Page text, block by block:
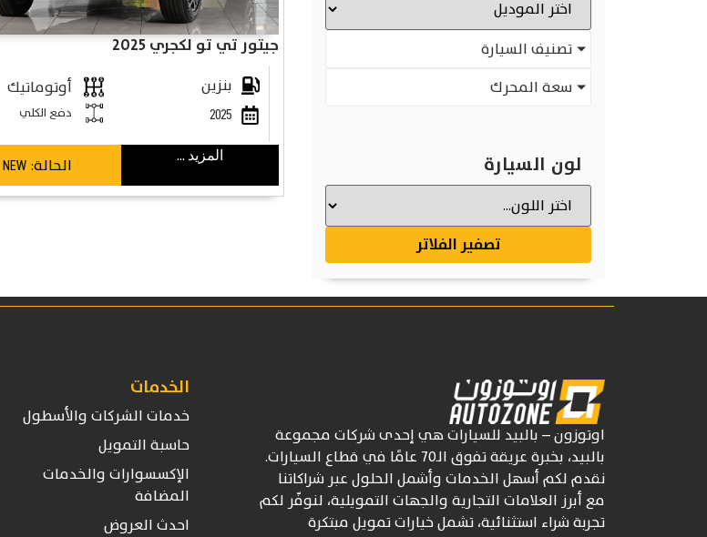
تصنيف السيارة
سعة المحرك
لون السيارة
تصفير الفلاتر
جيتور تي تو لكجري 2025
بنزين
2025
أوتوماتيك
دفع الكلي
المزيد ... الحالة:NEW
اوتوزون– بالبيد للسياراتهي إحدى شركاتمجموعة
بالبيد، بخبرة عريقة تفوقالـ70
عامًا في قطاع السيارات.
نقدم لكم أسهل الخدمات وأشمل الحلول عبر شراكاتنا
مع أبرز العلامات التجارية والجهات التمويلية، لنوفّر لكم
تجربة شراء استثنائية، تشمل خيارات تمويل مبتكرة
الخدمات
خدمات الشركات والأسطول
حاسبة التمويل
الإكسسوارات والخدمات
المضافة
احدث العروض